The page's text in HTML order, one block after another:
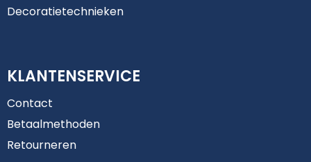
Decoratietechnieken
KLANTENSERVICE
Contact
Betaalmethoden
Retourneren